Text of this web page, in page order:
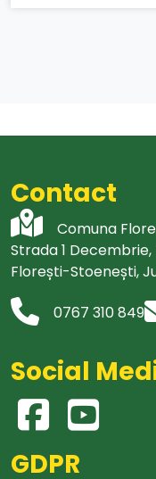
Contact
Comuna
Strada 1
Florești-Stoenești,
0767 310 849
Social
GDPR